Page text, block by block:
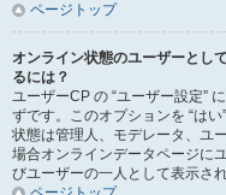
ページトップ
オンライン状態のユーザーとし
るには？
ユーザーCP の “ユーザー設定”
ずです。このオプションを “は
状態は管理人、モデレータ、ユ
場合オンラインデータページに
びユーザーの一人として表示され